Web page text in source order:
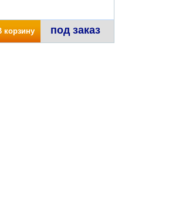
корзину под заказ